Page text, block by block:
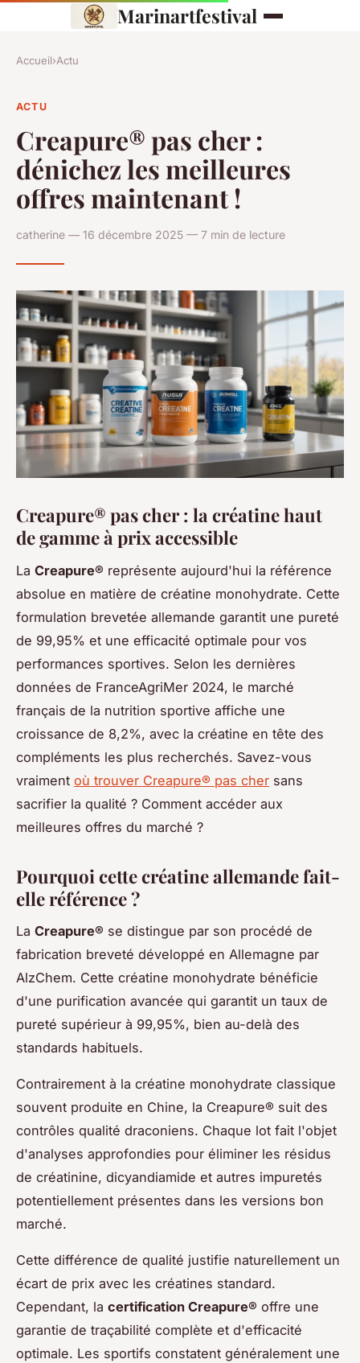
Marinartfestival
Accueil›Actu
ACTU
Creapure® pas cher :
dénichez les meilleures
offres maintenant !
catherine — 16 décembre 2025 — 7 min de lecture
Creapure® pas cher : la créatine haut
de gamme à prix accessible
La Creapure® représente aujourd'hui la référence
absolue en matière de créatine monohydrate. Cette
formulation brevetée allemande garantit une pureté
de 99,95% et une efficacité optimale pour vos
performances sportives. Selon les dernières
données de FranceAgriMer 2024, le marché
français de la nutrition sportive affiche une
croissance de 8,2%, avec la créatine en tête des
compléments les plus recherchés. Savez-vous
vraiment où trouver Creapure® pas cher sans
sacrifier la qualité ? Comment accéder aux
meilleures offres du marché ?
Pourquoi cette créatine allemande fait-
elle référence ?
La Creapure® se distingue par son procédé de
fabrication breveté développé en Allemagne par
AlzChem. Cette créatine monohydrate bénéficie
d'une purification avancée qui garantit un taux de
pureté supérieur à 99,95%, bien au-delà des
standards habituels.
Contrairement à la créatine monohydrate classique
souvent produite en Chine, la Creapure® suit des
contrôles qualité draconiens. Chaque lot fait l'objet
d'analyses approfondies pour éliminer les résidus
de créatinine, dicyandiamide et autres impuretés
potentiellement présentes dans les versions bon
marché.
Cette différence de qualité justifie naturellement un
écart de prix avec les créatines standard.
Cependant, la certification Creapure® offre une
garantie de traçabilité complète et d'efficacité
optimale. Les sportifs constatent généralement une